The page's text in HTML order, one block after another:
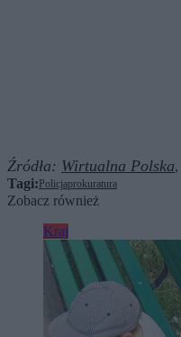
Źródła: Wirtualna Polska,
Tagi: Policjaprokuratura
Zobacz również
Kraj